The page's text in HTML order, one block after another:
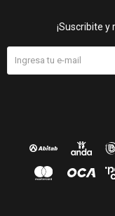
¡Suscribite